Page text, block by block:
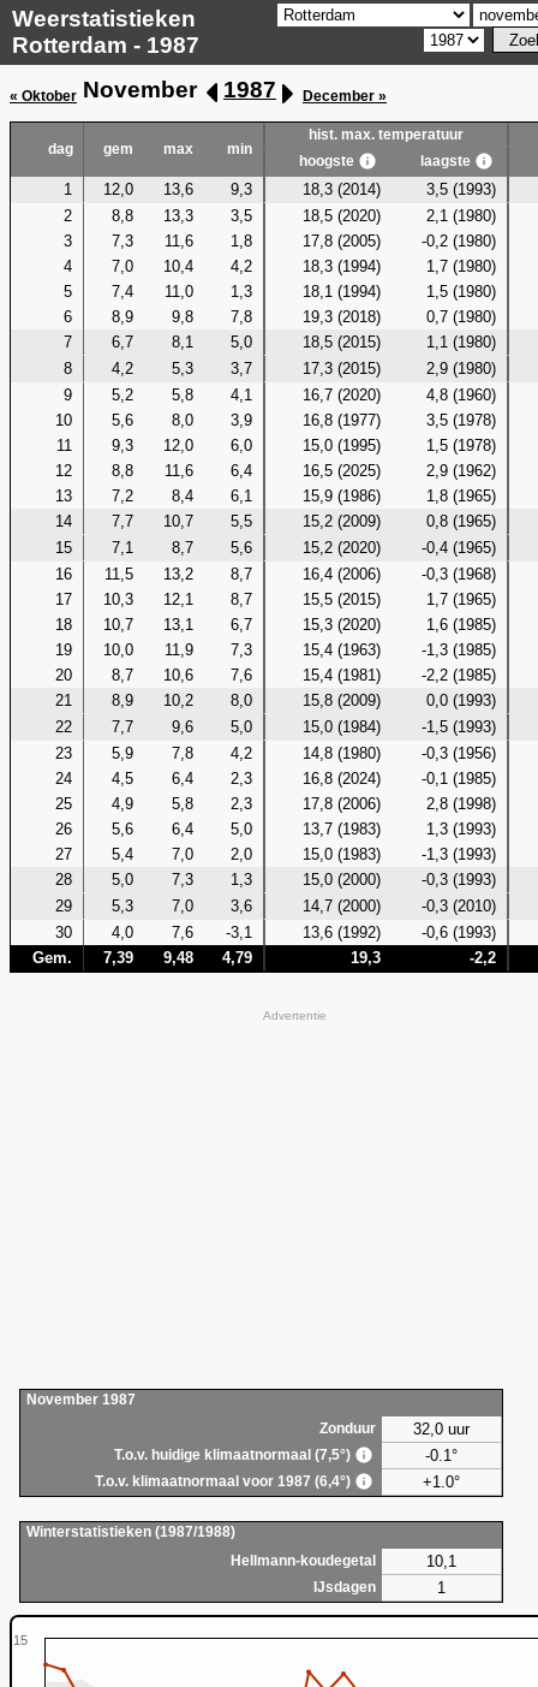
Weerstatistieken
Rotterdam - 1987
« Oktober November 1987 December »
dag gem max min
hist. max. temperatuur
hoogste
laagste
1 12,0 13,6 9,3 18,3 (2014)
3,5 (1993)
2
8,8 13,3 3,5 18,5 (2020)
2,1 (1980)
3
7,3 11,6 1,8 17,8 (2005)
-0,2 (1980)
4
7,0 10,4 4,2 18,3 (1994)
1,7 (1980)
5
7,4 11,0 1,3 18,1 (1994)
1,5 (1980)
6
8,9 9,8 7,8 19,3 (2018)
0,7 (1980)
7
6,7 8,1 5,0 18,5 (2015)
1,1 (1980)
8
4,2 5,3 3,7 17,3 (2015)
2,9 (1980)
9
5,2 5,8 4,1 16,7 (2020)
4,8 (1960)
10
5,6 8,0 3,9 16,8 (1977)
3,5 (1978)
11
9,3 12,0 6,0 15,0 (1995)
1,5 (1978)
12
8,8 11,6 6,4 16,5 (2025)
2,9 (1962)
13
7,2 8,4 6,1 15,9 (1986)
1,8 (1965)
14
7,7 10,7 5,5 15,2 (2009)
0,8 (1965)
15
7,1 8,7 5,6 15,2 (2020)
-0,4 (1965)
16
11,5 13,2 8,7 16,4 (2006)
-0,3 (1968)
17
10,3 12,1 8,7 15,5 (2015)
1,7 (1965)
18
10,7 13,1 6,7 15,3 (2020)
1,6 (1985)
19
10,0 11,9 7,3 15,4 (1963)
-1,3 (1985)
20
8,7 10,6 7,6 15,4 (1981)
-2,2 (1985)
21
8,9 10,2 8,0 15,8 (2009)
0,0 (1993)
22
7,7 9,6 5,0 15,0 (1984)
-1,5 (1993)
23
5,9 7,8 4,2 14,8 (1980)
-0,3 (1956)
24
4,5 6,4 2,3 16,8 (2024)
-0,1 (1985)
25
4,9 5,8 2,3 17,8 (2006)
2,8 (1998)
26
5,6 6,4 5,0 13,7 (1983)
1,3 (1993)
27
5,4 7,0 2,0 15,0 (1983)
-1,3 (1993)
28
5,0 7,3 1,3 15,0 (2000)
-0,3 (1993)
29
5,3 7,0 3,6 14,7 (2000)
-0,3 (2010)
30
4,0 7,6 -3,1 13,6 (1992)
-0,6 (1993)
Gem.
7,39 9,48 4,79 19,3 -2,2
Advertentie
November 1987
Zonduur
32,0 uur
T.o.v. huidige klimaatnormaal (7,5°) -0.1°
T.o.v. klimaatnormaal voor 1987 (6,4°) +1.0°
Winterstatistieken (1987/1988)
Hellmann-koudegetal
10,1
IJsdagen 1
15